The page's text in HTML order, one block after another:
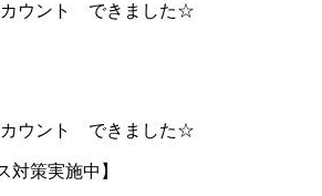
ウント できました☆
ウント できました☆
対策実施中】